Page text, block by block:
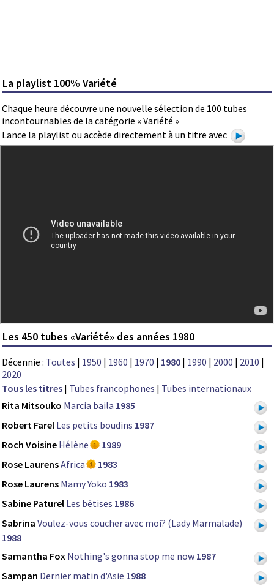
La playlist 100% Variété
Chaque heure découvre une nouvelle sélection de 100 tubes
incontournables de la catégorie « Variété »
Lance la playlist ou accède directement à un titre avec
Les 450 tubes «Variété» des années 1980
Décennie : Toutes | 1950 | 1960 | 1970 | 1980 | 1990 | 2000 | 2010 |
2020
Tous les titres | Tubes francophones | Tubes internationaux
Rita Mitsouko Marcia baila 1985
Robert Farel Les petits boudins 1987
Roch Voisine Hélène
1989
Rose LaurensAfrica
1983
Rose Laurens Mamy Yoko 1983
Sabine Paturel Les bêtises 1986
Sabrina Voulez-vous coucher avec moi? (Lady Marmalade)
1988
Samantha Fox Nothing's gonna stop me now 1987
Sampan Dernier matin d'Asie 1988